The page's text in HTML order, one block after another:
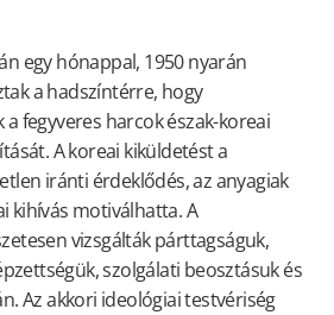
egy hónappal, 1950 nyarán
a hadszíntérre, hogy
fegyveres harcok észak-koreai
A koreai kiküldetést a
iránti érdeklődés, az anyagiak
kihívás motiválhatta. A
vizsgálták párttagságuk,
szolgálati beosztásuk és
Az akkori ideológiai testvériség